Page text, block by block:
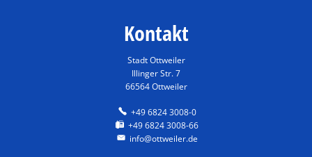
Kontakt
Stadt Ottweiler
Illinger Str. 7
66564 Ottweiler
+49 6824 3008-0
+49 6824 3008-66
info@ottweiler.de